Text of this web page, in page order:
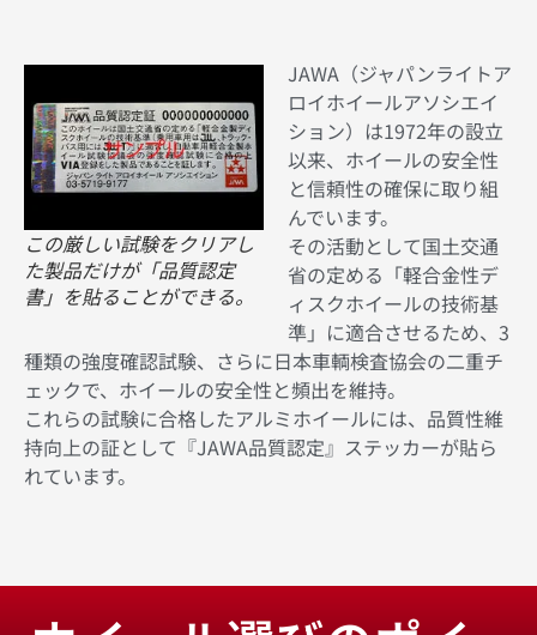
この厳しい試験をクリアし
た製品だけが「品質認定
書」を貼ることができる。
JAWA（ジャパンライトア
ロイホイールアソシエイ
ション）は1972年の設立
以来、ホイールの安全性
と信頼性の確保に取り組
んでいます。
その活動として国土交通
省の定める「軽合金性デ
ィスクホイールの技術基
準」に適合させるため、3
種類の強度確認試験、さらに日本車輌検査協会の二重チ
ェックで、ホイールの安全性と頻出を維持。
これらの試験に合格したアルミホイールには、品質性維
持向上の証として『JAWA品質認定』ステッカーが貼ら
れています。